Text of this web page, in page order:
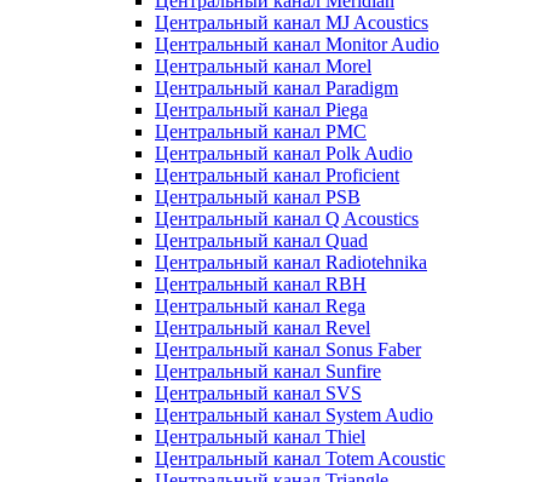
Центральный канал MJ Acoustics
Центральный канал Monitor Audio
Центральный канал Morel
Центральный канал Paradigm
Центральный канал Piega
Центральный канал PMC
Центральный канал Polk Audio
Центральный канал Proficient
Центральный канал PSB
Центральный канал Q Acoustics
Центральный канал Quad
Центральный канал Radiotehnika
Центральный канал RBH
Центральный канал Rega
Центральный канал Revel
Центральный канал Sonus Faber
Центральный канал Sunfire
Центральный канал SVS
Центральный канал System Audio
Центральный канал Thiel
Центральный канал Totem Acoustic